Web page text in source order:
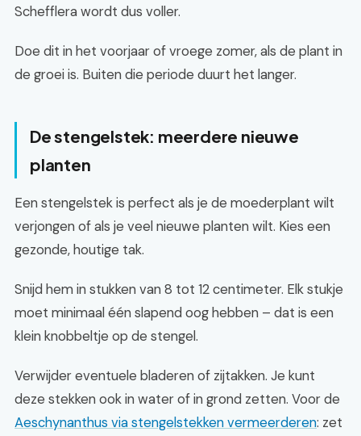
Schefflera wordt dus voller.
Doe dit in het voorjaar of vroege zomer, als de plant in
de groei is. Buiten die periode duurt het langer.
De stengelstek: meerdere nieuwe
planten
Een stengelstek is perfect als je de moederplant wilt
verjongen of als je veel nieuwe planten wilt. Kies een
gezonde, houtige tak.
Snijd hem in stukken van 8 tot 12 centimeter. Elk stukje
moet minimaal één slapend oog hebben – dat is een
klein knobbeltje op de stengel.
Verwijder eventuele bladeren of zijtakken. Je kunt
deze stekken ook in water of in grond zetten. Voor de
Aeschynanthus via stengelstekken vermeerderen: zet